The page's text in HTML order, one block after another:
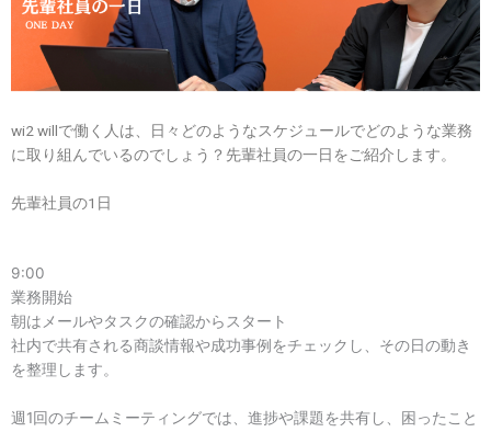
wi2 willで働く人は、日々どのようなスケジュールでどのような業務
に取り組んでいるのでしょう？ 先輩社員の一日をご紹介します。
先輩社員の1日
9:00
業務開始
朝はメールやタスクの確認からスタート
社内で共有される商談情報や成功事例をチェックし、その日の動き
を整理します。
週1回のチームミーティングでは、進捗や課題を共有し、困ったこと